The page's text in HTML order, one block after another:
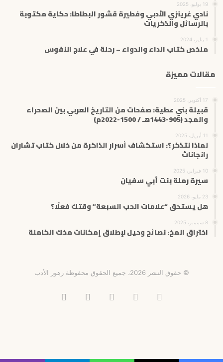
19 يوليو، 2025
نادي غرينزي الأدبي وفطيرة قشور البطاطا: حكاية مكتوبة
بالرسائل والذكريات
1 يناير، 2024
ملخص كتاب الداء والدواء – رحلة في علاج النفوس
مقالات مميزة
17 أكتوبر، 2025
قبيلة بني عطية: صفحات من التاريخ العربي بين الصحراء
والمجد (905-1443هـ / 1500-2022م)
11 أبريل، 2025
لماذا نتذكر؟: استكشاف أسرار الذاكرة من خلال كتاب تشاران
رانجاناث
10 فبراير، 2025
سيرة رملة بنت أبي سفيان
23 مايو، 2026
هل يستحق “علامات الحب السبعة” وقتك فعلًا؟
8 سبتمبر، 2025
اختراق المخ: نصائح وحيل لإطلاق إمكانات مخك الكاملة
© حقوق النشر 2026، جميع الحقوق محفوظة زهور الأدب
فيسبوك انستقرامتيلقرام